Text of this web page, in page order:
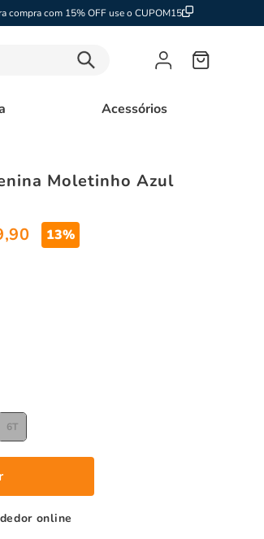
compra com 15% OFF use o CUPOM15
Acessórios
Moletinho Azul
,90 13%
6T
online